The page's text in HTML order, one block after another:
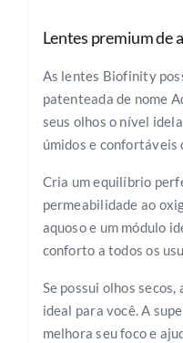
Lentes premium de
As lentes Biofinity
patenteada de nome
seus olhos o nível
úmidos e confortáveis
Cria um equilíbrio
permeabilidade ao
aquoso e um módulo
conforto a todos os
Se possui olhos
ideal para você. A
melhora seu foco e